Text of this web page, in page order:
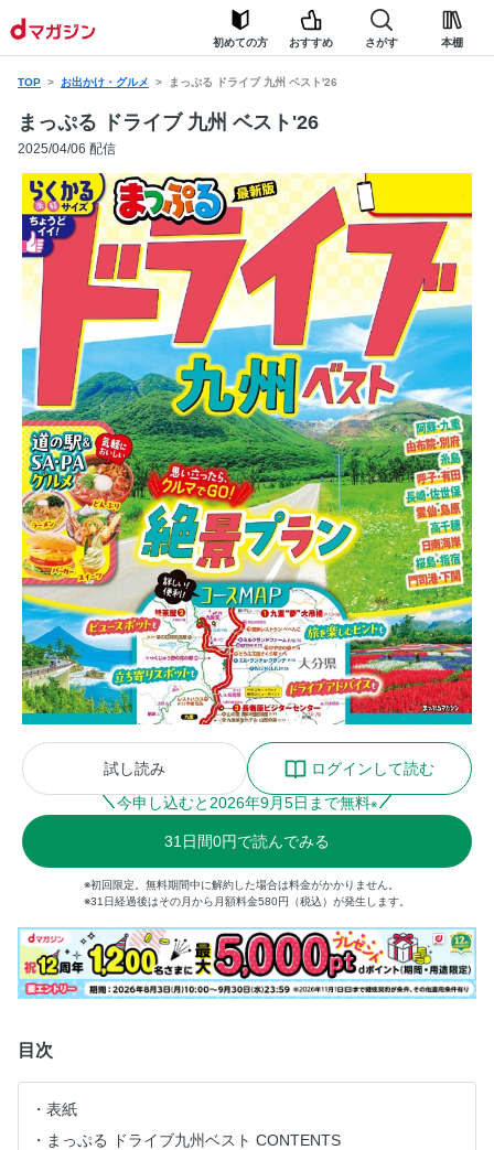
初めての方 おすすめ さがす 本棚
TOP お出かけ・グルメ まっぷる ドライブ 九州 ベスト'26
まっぷる ドライブ 九州 ベスト'26
2025/04/06 配信
試し読み
ログインして読む
今申し込むと 2026年9月5日まで無料※
31 日間0円で読んでみる
※初回限定。無料期間中に解約した場合は料金がかかりません。
※31日経過後はその月から月額料金580円（税込）が発生します。
目次
表紙
まっぷる ドライブ九州ベスト CONTENTS